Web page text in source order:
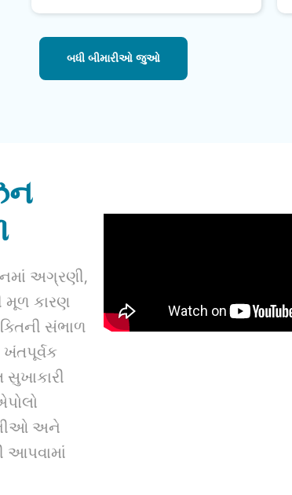
બધી બીમારીઓ જુઓ
અગ્રણી,
મૂળ કારણ
સંભાળ
સુખાકારી
અને
આપવામાં